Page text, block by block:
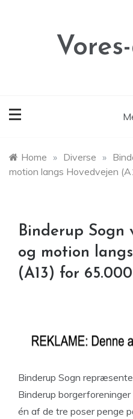
Home » Diverse »
motion langs Hovedvejen
Binderup Sogn
og motion
(A13) for
Binderup Sogn
Binderup
én af de tre poser penge